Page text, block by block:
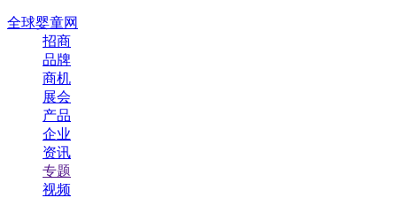
全球婴童网
招商
品牌
商机
展会
产品
企业
资讯
专题
视频